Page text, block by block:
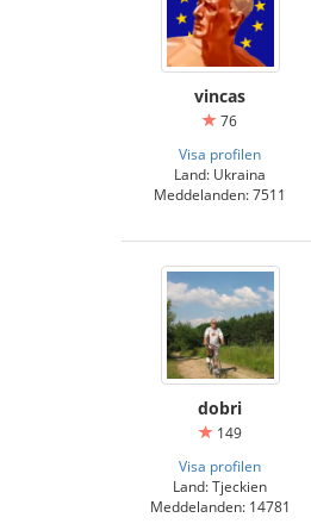
vincas
76
Visa profilen
Land: Ukraina
Meddelanden: 7511
dobri
149
Visa profilen
Land: Tjeckien
Meddelanden: 14781